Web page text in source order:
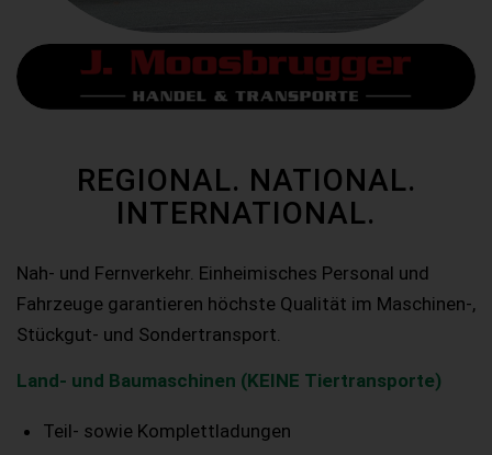
REGIONAL. NATIONAL.
INTERNATIONAL.
Nah- und Fernverkehr. Einheimisches Personal und
Fahrzeuge garantieren höchste Qualität im Maschinen-,
Stückgut- und Sondertransport.
Land- und Baumaschinen (KEINE Tiertransporte)
Teil- sowie Komplettladungen